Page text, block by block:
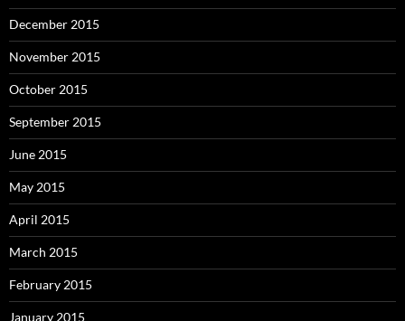
December 2015
November 2015
October 2015
September 2015
June 2015
May 2015
April 2015
March 2015
February 2015
January 2015